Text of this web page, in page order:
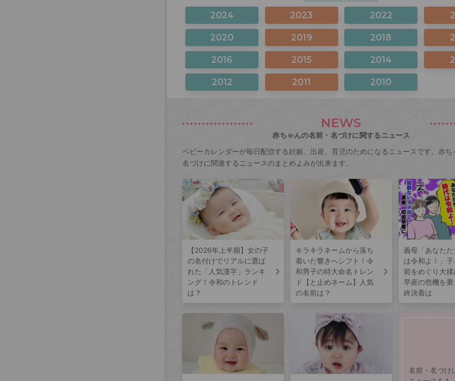
2024 2023 2022
2020 2019 2018
2016 2015 2014
2012 2011 2010
NEWS
赤ちゃんの名前・名づけに関するニュース
ベビーカレンダーが毎日配信する妊娠、出産、育児のためになるニュースです。赤ち
名づけに関連するニュースのまとめよみが出来ます。
【2026年上半期】女の子
の名付けでリアルに選ば
れた「人気漢字」ランキ
ング！令和のトレンド
は？
キラキラネームから落ち
着いた響きへシフト！令
和男子の特大命名トレン
ド【と止めネーム】人気
の名前は？
義母「あなた
は令和よ！」
前をめぐり大
早産の危機を
終決着は
名前・名づけ